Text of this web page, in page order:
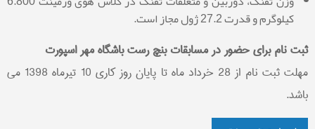
کیلوگرم و قدرت 27.2 ژول مجاز است.
ثبت نام برای حضور در مسابقات بنچ رست باشگاه مهر اسپورت
مهلت ثبت نام از 28 خرداد ماه تا پایان روز کاری 10 تیرماه 1398 می
باشد.